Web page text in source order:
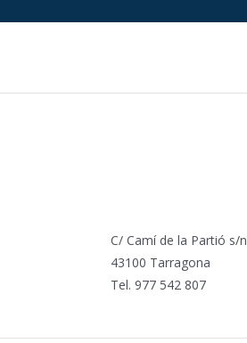
C/ Camí de la Partió s/n
43100 Tarragona
Tel. 977 542 807